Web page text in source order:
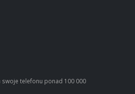
swoje telefonu ponad 100 000